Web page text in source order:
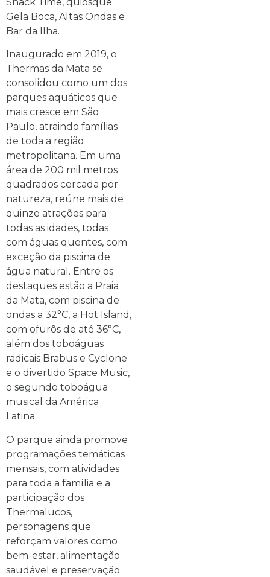
Gela Boca, Altas Ondas e
Bar da Ilha.
Inaugurado em 2019, o
Thermas da Mata se
consolidou como um dos
parques aquáticos que
mais cresce em São
Paulo, atraindo famílias
de toda a região
metropolitana. Em uma
área de 200 mil metros
quadrados cercada por
natureza, reúne mais de
quinze atrações para
todas as idades, todas
com águas quentes, com
exceção da piscina de
água natural. Entre os
destaques estão a Praia
da Mata, com piscina de
ondas a 32°C, a Hot Island,
com ofurôs de até 36°C,
além dos toboáguas
radicais Brabus e Cyclone
e o divertido Space Music,
o segundo toboágua
musical da América
Latina.
O parque ainda promove
programações temáticas
mensais, com atividades
para toda a família e a
participação dos
Thermalucos,
personagens que
reforçam valores como
bem-estar, alimentação
saudável e preservação